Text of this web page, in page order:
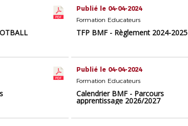
Publié le 04-04-2024
Formation Educateurs
TFP BMF - Règlement 2024-2025
Publié le 04-04-2024
Formation Educateurs
Calendrier BMF - Parcours
apprentissage 2026/2027